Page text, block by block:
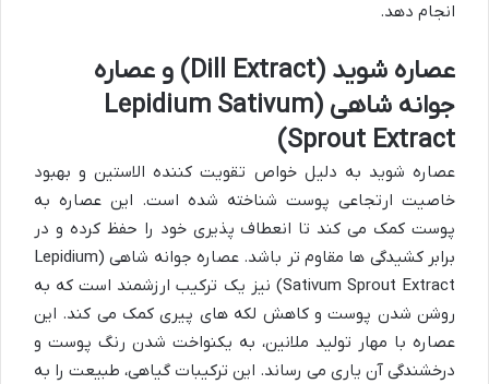
انجام دهد.
عصاره شوید (Dill Extract) و عصاره
جوانه شاهی (Lepidium Sativum
Sprout Extract)
عصاره شوید به دلیل خواص تقویت کننده الاستین و بهبود
خاصیت ارتجاعی پوست شناخته شده است. این عصاره به
پوست کمک می کند تا انعطاف پذیری خود را حفظ کرده و در
برابر کشیدگی ها مقاوم تر باشد. عصاره جوانه شاهی (Lepidium
Sativum Sprout Extract) نیز یک ترکیب ارزشمند است که به
روشن شدن پوست و کاهش لکه های پیری کمک می کند. این
عصاره با مهار تولید ملانین، به یکنواخت شدن رنگ پوست و
درخشندگی آن یاری می رساند. این ترکیبات گیاهی، طبیعت را به